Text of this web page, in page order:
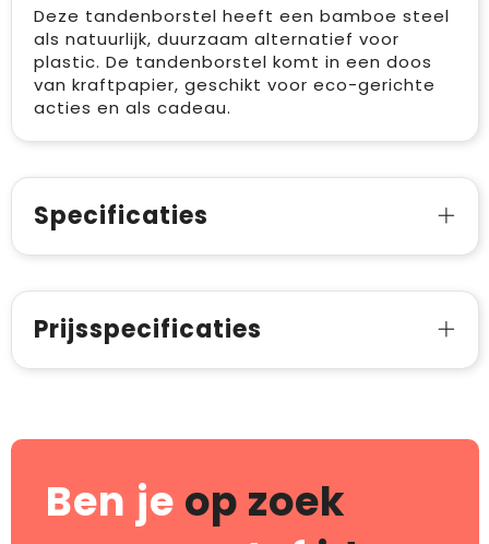
Deze tandenborstel heeft een bamboe steel
als natuurlijk, duurzaam alternatief voor
plastic. De tandenborstel komt in een doos
van kraftpapier, geschikt voor eco-gerichte
acties en als cadeau.
Specificaties
Prijsspecificaties
Ben je op zoek